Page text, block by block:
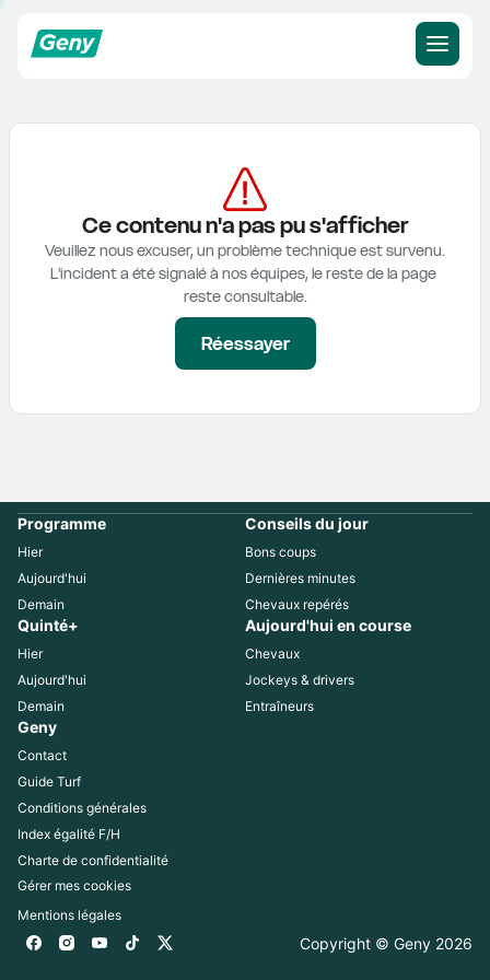
Ce contenu n'a pas pu s'afficher
Veuillez nous excuser, un problème technique est survenu.
L'incident a été signalé à nos équipes, le reste de la page
reste consultable.
Réessayer
Programme
Hier
Aujourd'hui
Demain
Conseils du jour
Bons coups
Dernières minutes
Chevaux repérés
Quinté+
Hier
Aujourd'hui
Demain
Aujourd'hui en course
Chevaux
Jockeys & drivers
Entraîneurs
Geny
Contact
Guide Turf
Conditions générales
Index égalité F/H
Charte de confidentialité
Gérer mes cookies
Mentions légales
Copyright © Geny 2026